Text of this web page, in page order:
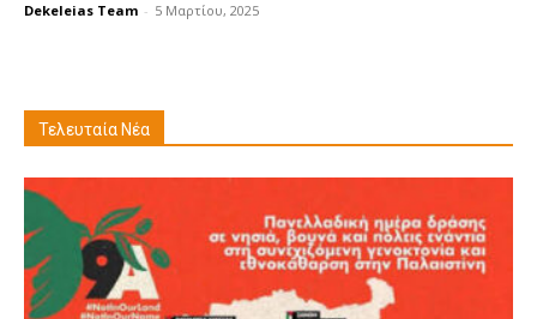
Dekeleias Team - 5 Μαρτίου, 2025
Τελευταία Νέα